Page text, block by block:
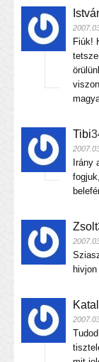
Fiúk!
Tibi
Irány
Zsolt